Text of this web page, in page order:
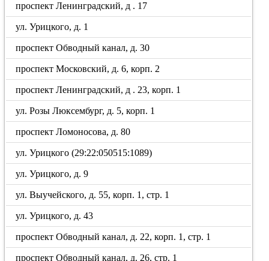
проспект Ленинградский, д . 17
ул. Урицкого, д. 1
проспект Обводный канал, д. 30
проспект Московский, д. 6, корп. 2
проспект Ленинградский, д . 23, корп. 1
ул. Розы Люксембург, д. 5, корп. 1
проспект Ломоносова, д. 80
ул. Урицкого (29:22:050515:1089)
ул. Урицкого, д. 9
ул. Выучейского, д. 55, корп. 1, стр. 1
ул. Урицкого, д. 43
проспект Обводный канал, д. 22, корп. 1, стр. 1
проспект Обводный канал, д. 26, стр. 1